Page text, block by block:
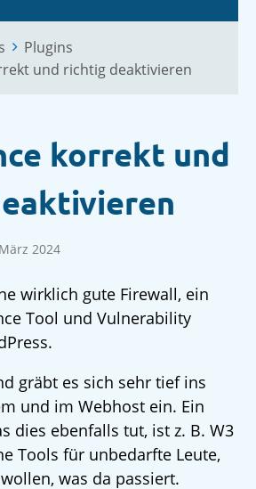
Plugins
und richtig deaktivieren
korrekt und
2024
wirklich gute Firewall, ein
Tool und Vulnerability
gräbt es sich sehr tief ins
und im Webhost ein. Ein
dies ebenfalls tut, ist z. B. W3
Tools für unbedarfte Leute,
was da passiert.